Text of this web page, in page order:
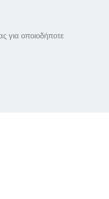
για οποιοδήποτε